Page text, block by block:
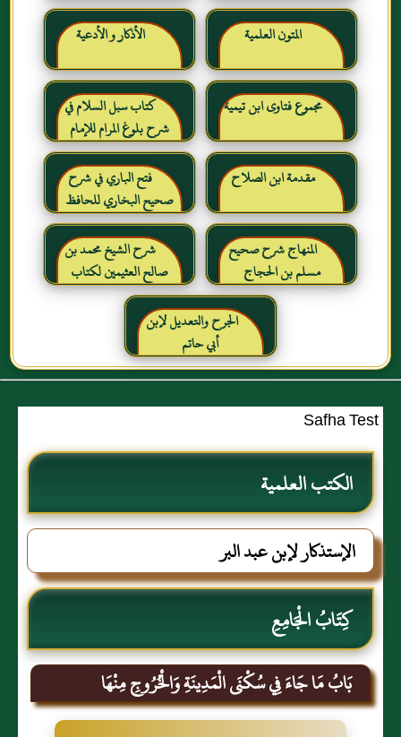
المتون العلمية الأذكار و الأدعية
مجموع فتاوى ابن تيمية
كتاب سبل السلام في
شرح بلوغ المرام للإمام
الصنعاني رحمه الله
مقدمة ابن الصلاح
فتح الباري في شرح
صحيح البخاري للحافظ
ابن حجر العسقلاني
المنهاج شرح صحيح
مسلم بن الحجاج
شرح الشيخ محمد بن
صالح العثيمين لكتاب
رياض الصالحين للإمام
النووي رحمهم الله تعالىالجرح والتعديل لإبن
أبي حاتم
Safha Test
الكتب العلمية
الإستذكار لإبن عبد البر
كِتَابُ الْجَامِعِ
بَابُ مَا جَاءَ فِي سُكْنَى الْمَدِينَةِ وَالْخُرُوجِ مِنْهَا